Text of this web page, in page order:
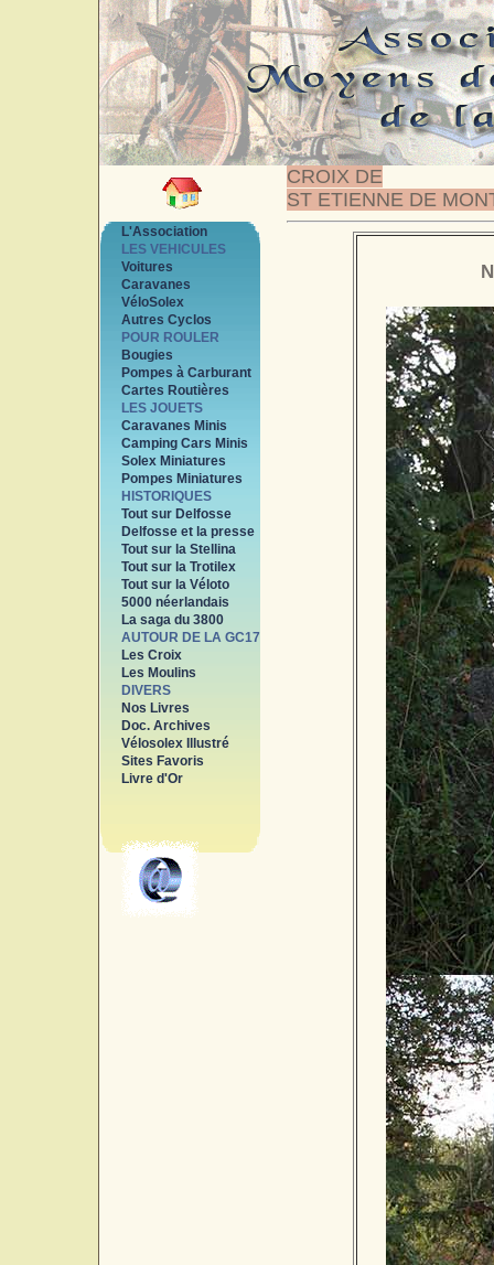
CROIX DE
ST ETIENNE DE
L'Association
LES VEHICULES
Voitures
Caravanes
VéloSolex
Autres Cyclos
POUR ROULER
Bougies
Pompes à Carburant
Cartes Routières
LES JOUETS
Caravanes Minis
Camping Cars Minis
Solex Miniatures
Pompes Miniatures
HISTORIQUES
Tout sur Delfosse
Delfosse et la presse
Tout sur la Stellina
Tout sur la Trotilex
Tout sur la Véloto
5000 néerlandais
La saga du 3800
AUTOUR DE LA GC17
Les Croix
Les Moulins
DIVERS
Nos Livres
Doc. Archives
Vélosolex Illustré
Sites Favoris
Livre d'Or